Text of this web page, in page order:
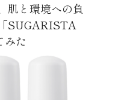
肌と環境への負
SUGARISTA
みた